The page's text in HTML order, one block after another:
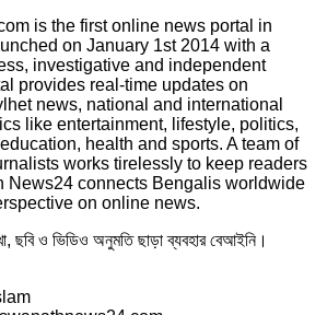
is the first online news portal in
on January 1st 2014 with a
investigative and independent
provides real-time updates on
news, national and international
like entertainment, lifestyle, politics,
health and sports. A team of
works tirelessly to keep readers
News24 connects Bengalis worldwide
on online news.
ছবি ও ভিডিও অনুমতি ছাড়া ব্যবহার বেআইনি।